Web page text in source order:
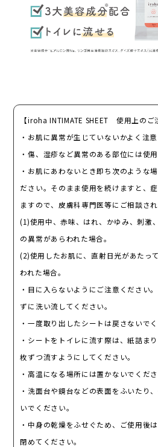
【iroha INTIMATE SHEET 使用上のご
・お肌に異常が生じていないかよく注
・傷、湿疹など異常のある部位には使
・お肌にあわないとき即ち次のような
ださい。そのまま使用を続けますと、
ますので、皮膚科専門医等にご相談さ
(1)使用中、赤味、はれ、かゆみ、刺激
の異常があらわれた場合。
(2)使用したお肌に、直射日光があたっ
われた場合。
・目に入らないようにご注意ください
ずに洗い流してください。
・一度取り出したシートは戻さないでく
・シートをトイレに流す際は、紙詰ま
枚ずつ流すようにしてください。
・高温になる場所には置かないでくださ
・洗面台や鏡台などの表面をふいたり
いでください。
・中身の乾燥をふせぐため、ご使用後
閉めてください。